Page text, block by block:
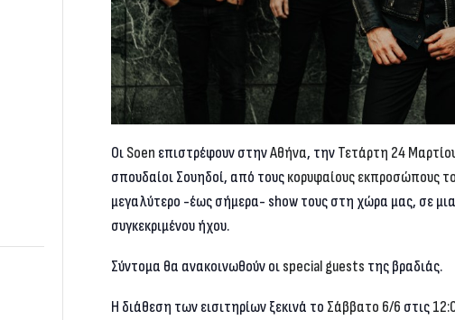
ΟιSoen επιστρέφουν στηνΑθήνα, τηνΤετάρτη 24
σπουδαίοι Σουηδοί, από τουςκορυφαίους εκπροσώπους
μεγαλύτερο -έως σήμερα- show τους στη χώρα μας, σε
συγκεκριμένου ήχου.
Σύντομα θα ανακοινωθούν οιspecial guests της βραδιάς.
Η διάθεση των εισιτηρίων ξεκινά το Σάββατο 6/6 στις